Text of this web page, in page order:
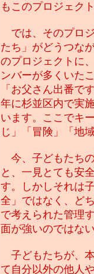
もこのプロジェク
では、そのプロ
たち」がどうつな
のプロジェクトに
ンバーが多くいた
「お父さん出番で
年に杉並区内で実
います。ここでキ
じ」「冒険」「地
今、子どもたち
と、一見とても安
す。しかしそれは
全」ではなく、ど
で考えられた管理
面が強いのではな
子どもたちが、
て自分以外の他人